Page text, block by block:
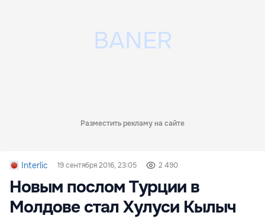
Разместить рекламу на сайте
Interlic 19 сентября 2016, 23:05 2 490
Новым послом Турции в
Молдове стал Хулуси Кылыч